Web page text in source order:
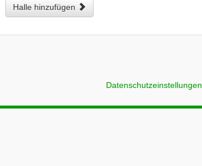
Halle hinzufügen
Datenschutzeinstellungen